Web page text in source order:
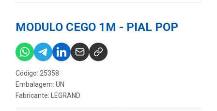
MODULO CEGO 1M - PIAL POP
Código: 25358
Embalagem: UN
Fabricante:
LEGRAND